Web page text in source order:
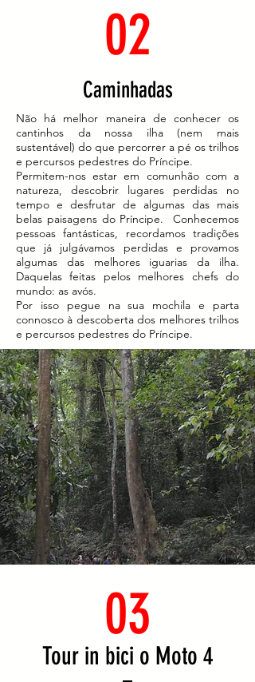
02
Caminhadas
Não há melhor maneira de conhecer os
cantinhos da nossa ilha (nem mais
sustentável) do que percorrer a pé os trilhos
e percursos pedestres do Príncipe.
Permitem-nos estar em comunhão com a
natureza, descobrir lugares perdidas no
tempo e desfrutar de algumas das mais
belas paisagens do Príncipe. Conhecemos
pessoas fantásticas, recordamos tradições
que já julgávamos perdidas e provamos
algumas das melhores iguarias da ilha.
Daquelas feitas pelos melhores chefs do
mundo: as avós.
Por isso pegue na sua mochila e parta
connosco à descoberta dos melhores trilhos
e percursos pedestres do Príncipe.
Tour in bici o Moto 4
03